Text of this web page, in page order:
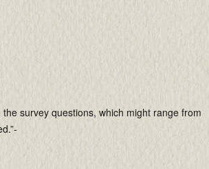
survey questions, which might range from